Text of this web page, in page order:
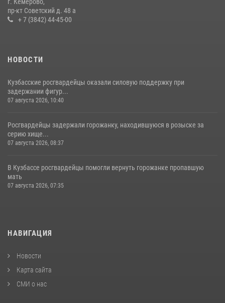
16 июля 2026, 06:43
пр-кт Советский д. 48 а
+ 7 (3842) 44-45-00
НОВОСТИ
Кузбасские росгвардейцы оказали силовую поддержку при
задержании фигур...
07 августа 2026, 10:40
Росгвардейцы задержали горожанку, находившуюся в розыске за
серию хище...
07 августа 2026, 08:37
В Кузбассе росгвардейцы помогли вернуть горожанке пропавшую
мать
07 августа 2026, 07:35
НАВИГАЦИЯ
Новости
Карта сайта
СМИ о нас